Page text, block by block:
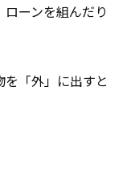
ーンを組んだり
「外」に出すと